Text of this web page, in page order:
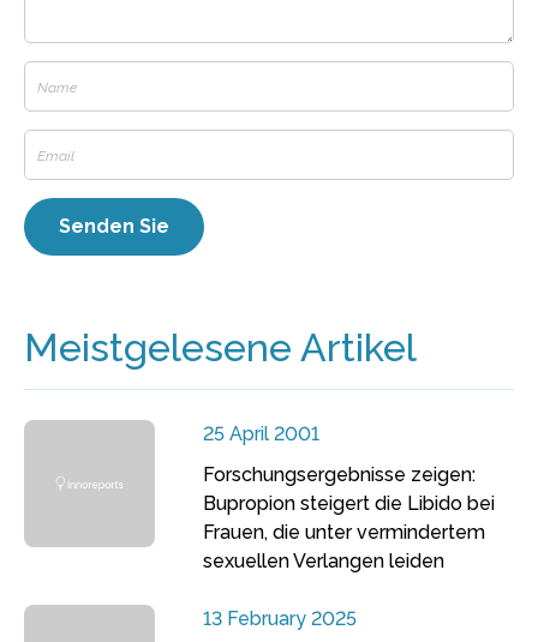
Meistgelesene Artikel
25 April 2001
Forschungsergebnisse zeigen:
Bupropion steigert die Libido bei
Frauen, die unter vermindertem
sexuellen Verlangen leiden
13 February 2025